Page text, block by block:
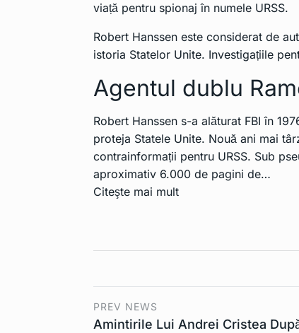
viață pentru spionaj în numele URSS.
Robert Hanssen este considerat de
istoria Statelor Unite. Investigațiile
Agentul dublu
Robert Hanssen s-a alăturat FBI în
proteja Statele Unite. Nouă ani mai
contrainformații pentru URSS. Sub
aproximativ 6.000 de pagini de…
Citeşte mai mult
PREV NEWS
Amintirile Lui Andrei Cristea
9
companie
TEHNOLOGIE
10
UE ar…
TEHNOLOGIE